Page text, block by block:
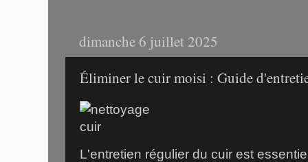
dimanche 6 juillet 2025
Éliminer le cuir moisi : Guide
L'entretien régulier du cuir est